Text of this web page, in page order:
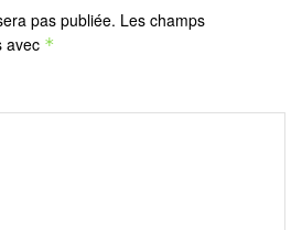
pas publiée. Les champs
avec *